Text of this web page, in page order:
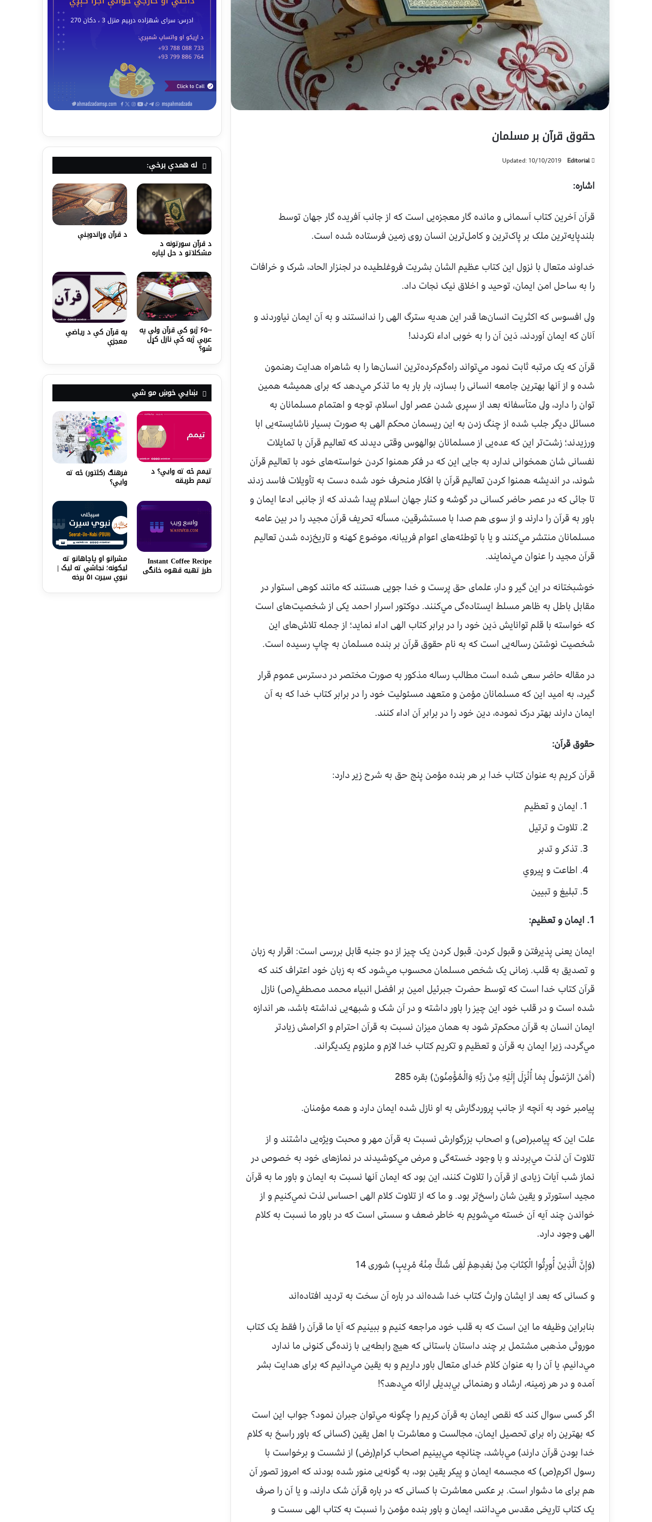
حقوق قرآن بر مسلمان
Editorial
Updated: 10/10/2019
اشاره:
قرآن آخرين کتاب آسمانى و مانده گار معجزه‌يى است که از جانب آفريده گار جهان توسط
بلندپايه‌ترين ملک بر پاک‌ترين و کامل‌ترين انسان روى زمين فرستاده شده‌ است.
خداوند متعال با نزول اين کتاب عظيم الشان بشريت فروغلطيده در لجنزار الحاد، شرک و خرافات
را به ساحل امن ايمان، توحيد و اخلاق نيک نجات داد.
ولى افسوس که اکثريت انسان‌ها قدر اين هديه سترگ الهى را ندانستند و به آن ايمان نياوردند و
آنان که ايمان آوردند، دَين آن را به خوبى اداء نکردند!
قرآن که يک مرتبه ثابت نمود مي‌تواند راه‌گم‌کرده‌ترين انسان‌ها را به شاهراه هدايت رهنمون
شده و از آنها بهترين جامعه انسانى را بسازد، بار بار به ما تذکر مي‌دهد که براى هميشه همين
توان را دارد، ولى متأسفانه بعد از سپرى شدن عصر اول اسلام، توجه و اهتمام مسلمانان به
مسائل ديگر جلب شده از چنگ زدن به اين ريسمان محکم الهى به صورت بسيار ناشايسته‌يى ابا
ورزيدند؛ زشت‌تر اين که عده‌يى از مسلمانان بوالهوس وقتى ديدند که تعاليم قرآن با تمايلات
نفسانى شان همخوانى ندارد به جايى اين که در فکر همنوا کردن خواسته‌هاى خود با تعاليم قرآن
شوند، در انديشه همنوا کردن تعاليم قرآن با افکار منحرف خود شده دست به تأويلات فاسد زدند
تا جائى که در عصر حاضر کسانى در گوشه و کنار جهان اسلام پيدا شدند که از جانبى ادعا ايمان و
باور به قرآن را دارند و از سوى هم صدا با مستشرقين، مسأله تحريف قرآن مجيد را در بين عامه
مسلمانان منتشر مي‌کنند و يا با توطئه‌هاى اعوام فريبانه، موضوع کهنه و تاريخ‌زده شدن تعاليم
قرآن مجيد را عنوان مي‌نمايند.
خوشبختانه در اين گير و دار، علماى حق پرست و خدا جويى هستند که مانند کوهى استوار در
مقابل باطل به ظاهر مسلط ايستاده‌گى مي‌کنند. دوکتور اسرار احمد يکى از شخصيت‌هاى است
که خواسته با قلم توانايش دَين خود را در برابر کتاب الهى اداء نمايد؛ از جمله تلاش‌هاى اين
شخصيت نوشتن رساله‌يى است که به نام حقوق قرآن بر بنده مسلمان به چاپ رسيده است.
در مقاله حاضر سعى شده است مطالب رساله مذکور به صورت مختصر در دسترس عموم قرار
گيرد، به اميد اين که مسلمانان مؤمن و متعهد مسئوليت خود را در برابر کتاب خدا که به آن
ايمان دارند بهتر درک نموده، دين خود را در برابر آن اداء کنند.
حقوق قرآن:
قرآن کريم به عنوان کتاب خدا بر هر بنده مؤمن پنج حق به شرح زير دارد:
ايمان و تعظيم
تلاوت و ترتيل
تذکر و تدبر
اطاعت و پيروي
تبليغ و تبيين
1. ايمان و تعظيم:
ايمان يعنى پذيرفتن و قبول کردن. قبول کردن يک چيز از دو جنبه قابل بررسى است: اقرار به زبان
و تصديق به قلب. زمانى يک شخص مسلمان محسوب مي‌شود که به زبان خود اعتراف کند که
قرآن کتاب خدا است که توسط حضرت جبرئيل امين بر افضل انبياء محمد مصطفي(ص) نازل
شده است و در قلب خود اين چيز را باور داشته و در آن شک و شبهه‌يى نداشته باشد، هر اندازه
ايمان انسان به قرآن محکم‌تر شود به همان ميزان نسبت به قرآن احترام و اکرامش زيادتر
مي‌گردد، زيرا ايمان به قرآن و تعظيم و تکريم کتاب خدا لازم و ملزوم يکديگراند.
(آَمَنَ الرَّسُولُ بِمَا أُنْزِلَ إِلَيْهِ مِنْ رَبِّهِ وَالْمُؤْمِنُونَ) بقره 285
پيامبر خود به آنچه از جانب پروردگارش به او نازل شده ايمان دارد و همه مؤمنان.
علت اين که پيامبر(ص) و اصحاب بزرگوارش نسبت به قرآن مهر و محبت ويژه‌يى داشتند و از
تلاوت آن لذت مي‌بردند و با وجود خسته‌گى و مرض مي‌کوشيدند در نمازهاى خود به خصوص در
نماز شب آيات زيادى از قرآن را تلاوت کنند، اين بود که ايمان آنها نسبت به ايمان و باور ما به قرآن
مجيد استورتر و يقين شان راسخ‌تر بود. و ما که از تلاوت کلام الهى احساس لذت نمي‌کنيم و از
خواندن چند آيه آن خسته مي‌شويم به خاطر ضعف و سستى است که در باور ما نسبت به کلام
الهى وجود دارد.
(وَإِنَّ الَّذِينَ أُورِثُوا الْكِتَابَ مِنْ بَعْدِهِمْ لَفِى شَكٍّ مِنْهُ مُرِيبٍ) شورى 14
و کسانى که بعد از ايشان وارث کتاب خدا شده‌اند در باره آن سخت به ترديد افتاده‌اند
بنابراين وظيفه ما اين است که به قلب خود مراجعه کنيم و ببينيم که آيا ما قرآن را فقط يک کتاب
موروثى مذهبى مشتمل بر چند داستان باستانى که هيچ رابطه‌يى با زنده‌گى کنونى ما ندارد
مي‌دانيم، يا آن را به عنوان کلام خداى متعال باور داريم و به يقين مي‌دانيم که براى هدايت بشر
آمده و در هر زمينه، ارشاد و رهنمائى بي‌بديلى ارائه مي‌دهد؟!
اگر کسى سوال کند که نقص ايمان به قرآن کريم را چگونه مي‌توان جبران نمود؟ جواب اين است
که بهترين راه براى تحصيل ايمان، مجالست و معاشرت با اهل يقين (کسانى که باور راسخ به کلام
خدا بودن قرآن دارند) مي‌باشد، چنانچه مي‌بينيم اصحاب کرام(رض) از نشست و برخواست با
رسول اکرم(ص) که مجسمه ايمان و پيکر يقين بود، به گونه‌يى منور شده بودند که امروز تصور آن
هم براى ما دشوار است. بر عکس معاشرت با کسانى که در باره قرآن شک دارند، و يا آن را صرف
يک کتاب تاريخى مقدس مي‌دانند، ايمان و باور بنده مؤمن را نسبت به کتاب الهى سست و
له همدې برخې:
د قرآن سورتونه د
مشکلاتو د حل لپاره
د قرآن وړاندوېنې
۶۵۰۰ ژبو کې قرآن ولي په
عربي ژبه کې نازل کړل
شو؟
په قرآن کې د ریاضي
معجزې
ښايي خوښ مو شي
تیمم څه ته وايي؟ د
تیمم طریقه
فرهنګ (کلتور) څه ته
وایي؟
Instant Coffee Recipe
طرز تهیه قهوه خانگی
مشرانو او پاچاهانو ته
لیکونه؛ نجاشي ته لیک |
نبوي سیرت ۵۱ برخه